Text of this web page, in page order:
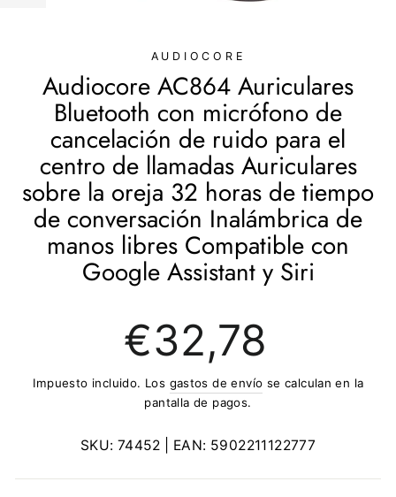
AUDIOCORE
Audiocore AC864 Auriculares
Bluetooth con micrófono de
cancelación de ruido para el
centro de llamadas Auriculares
sobre la oreja 32 horas de tiempo
de conversación Inalámbrica de
manos libres Compatible con
Google Assistant y Siri
regular
€32,78
Impuesto incluido. Los gastos de envío se calculan en la
pantalla de pagos.
SKU: 74452 | EAN: 5902211122777